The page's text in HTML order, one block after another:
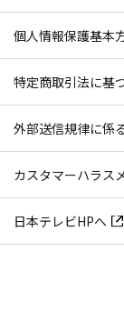
個人情報保護基本
特定商取引法に基
外部送信規律に係
カスタマーハラス
日本テレビHPへ